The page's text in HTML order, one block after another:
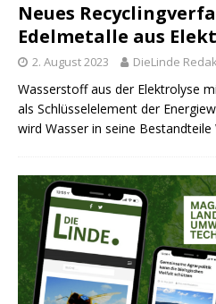
Neues
Edelmetalle aus
2. August 2023 DieLinde
Wasserstoff aus der Elektrolyse
als Schlüsselelement der
wird Wasser in seine